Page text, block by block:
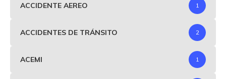
ACCIDENTE AEREO 1
ACCIDENTES DE TRÁNSITO 2
ACEMI 1